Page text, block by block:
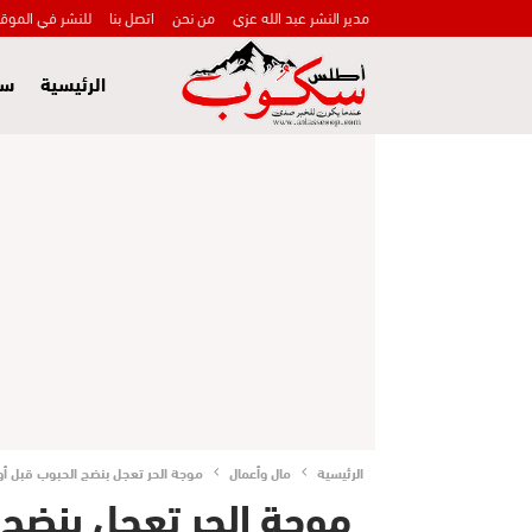
مدير النشر عبد الله عزي من نحن اتصل بنا للنشر في
الرئيسية
الرئيسية مال وأعمال موجة الحر تعجل بنضج الحبوب قبل
موجة الحر تعجل